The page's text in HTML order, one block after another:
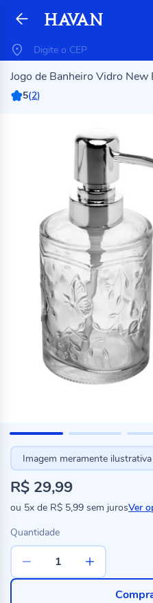
Jogo de Banheiro Vidro
5(2)
Imagem meramente ilustrativa
R$ 29,99
ou 5x de R$ 5,99 sem jurosVer
Quantidade